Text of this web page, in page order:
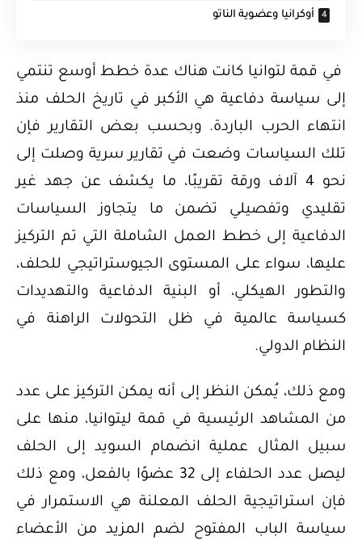
أوكرانيا وعضوية الناتو
في قمة لتوانيا كانت هناك عدة خطط أوسع تنتمي
إلى سياسة دفاعية هي الأكبر في تاريخ الحلف منذ
انتهاء الحرب الباردة. وبحسب بعض التقارير فإن
تلك السياسات وضعت في تقارير سرية وصلت إلى
نحو 4 آلاف ورقة تقريبًا، ما يكشف عن جهد غير
تقليدي وتفصيلي تضمن ما يتجاوز السياسات
الدفاعية إلى خطط العمل الشاملة التي تم التركيز
عليها، سواء على المستوى الجيوستراتيجي للحلف،
والتطور الهيكلي، أو البنية الدفاعية والتهديدات
كسياسة عالمية في ظل التحولات الراهنة في
النظام الدولي.
ومع ذلك، يُمكن النظر إلى أنه يمكن التركيز على عدد
من المشاهد الرئيسية في قمة ليتوانيا، منها على
سبيل المثال عملية انضمام السويد إلى الحلف
ليصل عدد الحلفاء إلى 32 عضوًا بالفعل، ومع ذلك
فإن استراتيجية الحلف المعلنة هي الاستمرار في
سياسة الباب المفتوح لضم المزيد من الأعضاء